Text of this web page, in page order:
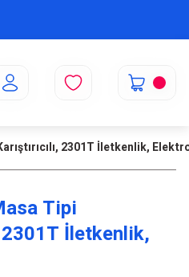
2301T İletkenlik,
Tipi
2301T İletkenlik,